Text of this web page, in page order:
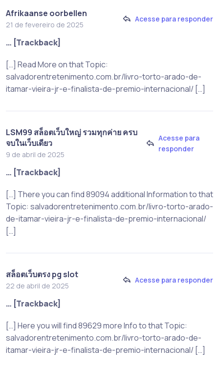
Afrikaanse oorbellen
21 de fevereiro de 2025
Acesse para responder
… [Trackback]
[…] Read More on that Topic:
salvadorentretenimento.com.br/livro-torto-arado-de-
itamar-vieira-jr-e-finalista-de-premio-internacional/ […]
LSM99 สล็อตเว็บใหญ่ รวมทุกค่าย ครบ
จบในเว็บเดียว
9 de abril de 2025
Acesse para
responder
… [Trackback]
[…] There you can find 89094 additional Information to that
Topic: salvadorentretenimento.com.br/livro-torto-arado-
de-itamar-vieira-jr-e-finalista-de-premio-internacional/
[…]
สล็อตเว็บตรง pg slot
22 de abril de 2025
Acesse para responder
… [Trackback]
[…] Here you will find 89629 more Info to that Topic:
salvadorentretenimento.com.br/livro-torto-arado-de-
itamar-vieira-jr-e-finalista-de-premio-internacional/ […]